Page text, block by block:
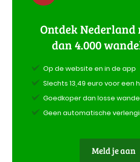
Ontdek Nederland
dan 4.000
Op de website en in de app
Slechts 13,49 euro voor een
Goedkoper dan losse
Geen automatische
Meld je aan